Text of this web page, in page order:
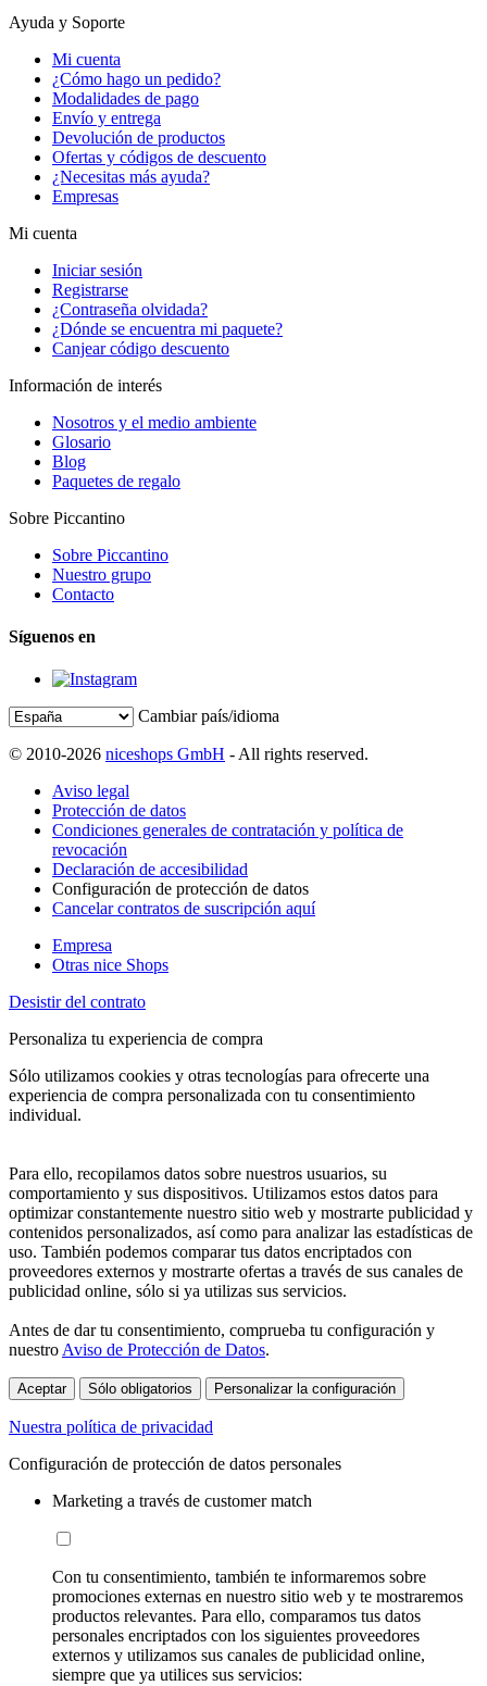
Ayuda y Soporte
Mi cuenta
¿Cómo hago un pedido?
Modalidades de pago
Envío y entrega
Devolución de productos
Ofertas y códigos de descuento
¿Necesitas más ayuda?
Empresas
Mi cuenta
Iniciar sesión
Registrarse
¿Contraseña olvidada?
¿Dónde se encuentra mi paquete?
Canjear código descuento
Información de interés
Nosotros y el medio ambiente
Glosario
Blog
Paquetes de regalo
Sobre Piccantino
Sobre Piccantino
Nuestro grupo
Contacto
Síguenos en
Cambiar país/idioma
© 2010-2026 niceshops GmbH - All rights reserved.
Aviso legal
Protección de datos
Condiciones generales de contratación y política de
revocación
Declaración de accesibilidad
Configuración de protección de datos
Cancelar contratos de suscripción aquí
Empresa
Otras nice Shops
Desistir del contrato
Personaliza tu experiencia de compra
Sólo utilizamos cookies y otras tecnologías para ofrecerte una
experiencia de compra personalizada con tu consentimiento
individual.
Para ello, recopilamos datos sobre nuestros usuarios, su
comportamiento y sus dispositivos. Utilizamos estos datos para
optimizar constantemente nuestro sitio web y mostrarte publicidad y
contenidos personalizados, así como para analizar las estadísticas de
uso. También podemos comparar tus datos encriptados con
proveedores externos y mostrarte ofertas a través de sus canales de
publicidad online, sólo si ya utilizas sus servicios.
Antes de dar tu consentimiento, comprueba tu configuración y
nuestro Aviso de Protección de Datos.
Aceptar Sólo obligatorios Personalizar la configuración
Nuestra política de privacidad
Configuración de protección de datos personales
Marketing a través de customer match
Con tu consentimiento, también te informaremos sobre
promociones externas en nuestro sitio web y te mostraremos
productos relevantes. Para ello, comparamos tus datos
personales encriptados con los siguientes proveedores
externos y utilizamos sus canales de publicidad online,
siempre que ya utilices sus servicios: